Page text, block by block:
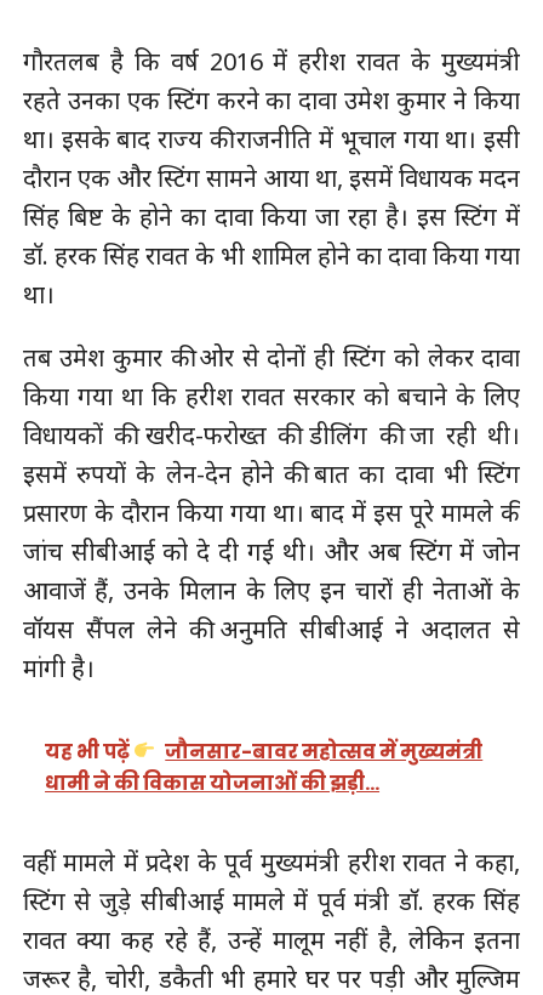
गौरतलब है कि वर्ष 2016 में हरीश रावत के मुख्यमंत्री
रहते उनका एक स्टिंग करने का दावा उमेश कुमार ने किया
था। इसके बाद राज्य की राजनीति में भूचाल गया था। इसी
दौरान एक और स्टिंग सामने आया था, इसमें विधायक मदन
सिंह बिष्ट के होने का दावा किया जा रहा है। इस स्टिंग में
डॉ. हरक सिंह रावत के भी शामिल होने का दावा किया गया
था।
तब उमेश कुमार की ओर से दोनों ही स्टिंग को लेकर दावा
किया गया था कि हरीश रावत सरकार को बचाने के लिए
विधायकों की खरीद-फरोख्त की डीलिंग की जा रही थी।
इसमें रुपयों के लेन-देन होने की बात का दावा भी स्टिंग
प्रसारण के दौरान किया गया था। बाद में इस पूरे मामले की
जांच सीबीआई को दे दी गई थी। और अब स्टिंग में जोन
आवाजें हैं, उनके मिलान के लिए इन चारों ही नेताओं के
वॉयस सैंपल लेने की अनुमति सीबीआई ने अदालत से
मांगी है।
यह भी पढ़ें
जौनसार-बावर महोत्सव में मुख्यमंत्री
धामी ने की विकास योजनाओं की झड़ी…
वहीं मामले में प्रदेश के पूर्व मुख्यमंत्री हरीश रावत ने कहा,
स्टिंग से जुड़े सीबीआई मामले में पूर्व मंत्री डाॅ. हरक सिंह
रावत क्या कह रहे हैं, उन्हें मालूम नहीं है, लेकिन इतना
जरूर है, चोरी, डकैती भी हमारे घर पर पड़ी और मुल्जिम